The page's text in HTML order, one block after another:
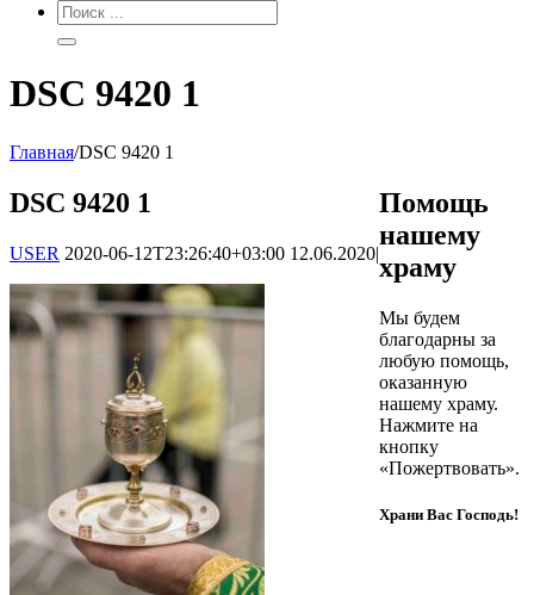
DSC 9420 1
Главная/DSC 9420 1
DSC 9420 1
USER 2020-06-12T23:26:40+03:00 12.06.2020|
Помощь
нашему
храму
Мы будем
благодарны за
любую помощь,
оказанную
нашему храму.
Нажмите на
кнопку
«Пожертвовать».
Храни Вас Господь!